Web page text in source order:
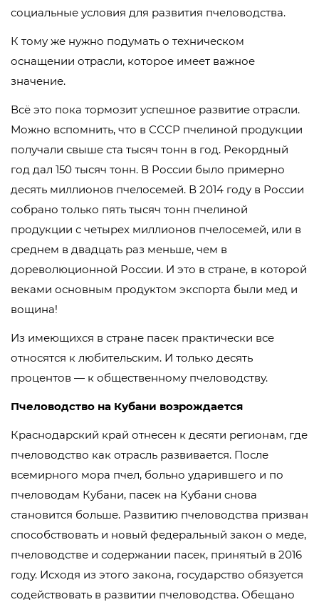
социальные условия для развития пчеловодства.
К тому же нужно подумать о техническом
оснащении отрасли, которое имеет важное
значение.
Всё это пока тормозит успешное развитие отрасли.
Можно вспомнить, что в СССР пчелиной продукции
получали свыше ста тысяч тонн в год. Рекордный
год дал 150 тысяч тонн. В России было примерно
десять миллионов пчелосемей. В 2014 году в России
собрано только пять тысяч тонн пчелиной
продукции с четырех миллионов пчелосемей, или в
среднем в двадцать раз меньше, чем в
дореволюционной России. И это в стране, в которой
веками основным продуктом экспорта были мед и
вощина!
Из имеющихся в стране пасек практически все
относятся к любительским. И только десять
процентов — к общественному пчеловодству.
Пчеловодство на Кубани возрождается
Краснодарский край отнесен к десяти регионам, где
пчеловодство как отрасль развивается. После
всемирного мора пчел, больно ударившего и по
пчеловодам Кубани, пасек на Кубани снова
становится больше. Развитию пчеловодства призван
способствовать и новый федеральный закон о меде,
пчеловодстве и содержании пасек, принятый в 2016
году. Исходя из этого закона, государство обязуется
содействовать в развитии пчеловодства. Обещано